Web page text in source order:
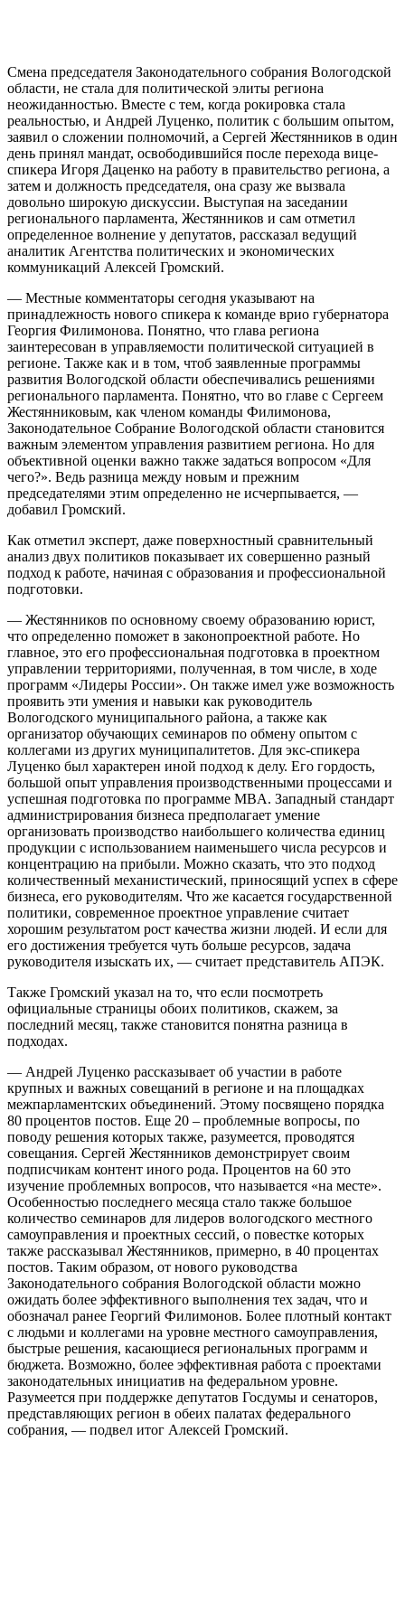
Смена председателя Законодательного собрания Вологодской
области, не стала для политической элиты региона
неожиданностью. Вместе с тем, когда рокировка стала
реальностью, и Андрей Луценко, политик с большим опытом,
заявил о сложении полномочий, а Сергей Жестянников в один
день принял мандат, освободившийся после перехода вице-
спикера Игоря Даценко на работу в правительство региона, а
затем и должность председателя, она сразу же вызвала
довольно широкую дискуссии. Выступая на заседании
регионального парламента, Жестянников и сам отметил
определенное волнение у депутатов, рассказал ведущий
аналитик Агентства политических и экономических
коммуникаций Алексей Громский.
— Местные комментаторы сегодня указывают на
принадлежность нового спикера к команде врио губернатора
Георгия Филимонова. Понятно, что глава региона
заинтересован в управляемости политической ситуацией в
регионе. Также как и в том, чтоб заявленные программы
развития Вологодской области обеспечивались решениями
регионального парламента. Понятно, что во главе с Сергеем
Жестянниковым, как членом команды Филимонова,
Законодательное Собрание Вологодской области становится
важным элементом управления развитием региона. Но для
объективной оценки важно также задаться вопросом «Для
чего?». Ведь разница между новым и прежним
председателями этим определенно не исчерпывается, —
добавил Громский.
Как отметил эксперт, даже поверхностный сравнительный
анализ двух политиков показывает их совершенно разный
подход к работе, начиная с образования и профессиональной
подготовки.
— Жестянников по основному своему образованию юрист,
что определенно поможет в законопроектной работе. Но
главное, это его профессиональная подготовка в проектном
управлении территориями, полученная, в том числе, в ходе
программ «Лидеры России». Он также имел уже возможность
проявить эти умения и навыки как руководитель
Вологодского муниципального района, а также как
организатор обучающих семинаров по обмену опытом с
коллегами из других муниципалитетов. Для экс-спикера
Луценко был характерен иной подход к делу. Его гордость,
большой опыт управления производственными процессами и
успешная подготовка по программе MBA. Западный стандарт
администрирования бизнеса предполагает умение
организовать производство наибольшего количества единиц
продукции с использованием наименьшего числа ресурсов и
концентрацию на прибыли. Можно сказать, что это подход
количественный механистический, приносящий успех в сфере
бизнеса, его руководителям. Что же касается государственной
политики, современное проектное управление считает
хорошим результатом рост качества жизни людей. И если для
его достижения требуется чуть больше ресурсов, задача
руководителя изыскать их, — считает представитель АПЭК.
Также Громский указал на то, что если посмотреть
официальные страницы обоих политиков, скажем, за
последний месяц, также становится понятна разница в
подходах.
— Андрей Луценко рассказывает об участии в работе
крупных и важных совещаний в регионе и на площадках
межпарламентских объединений. Этому посвящено порядка
80 процентов постов. Еще 20 – проблемные вопросы, по
поводу решения которых также, разумеется, проводятся
совещания. Сергей Жестянников демонстрирует своим
подписчикам контент иного рода. Процентов на 60 это
изучение проблемных вопросов, что называется «на месте».
Особенностью последнего месяца стало также большое
количество семинаров для лидеров вологодского местного
самоуправления и проектных сессий, о повестке которых
также рассказывал Жестянников, примерно, в 40 процентах
постов. Таким образом, от нового руководства
Законодательного собрания Вологодской области можно
ожидать более эффективного выполнения тех задач, что и
обозначал ранее Георгий Филимонов. Более плотный контакт
с людьми и коллегами на уровне местного самоуправления,
быстрые решения, касающиеся региональных программ и
бюджета. Возможно, более эффективная работа с проектами
законодательных инициатив на федеральном уровне.
Разумеется при поддержке депутатов Госдумы и сенаторов,
представляющих регион в обеих палатах федерального
собрания, — подвел итог Алексей Громский.